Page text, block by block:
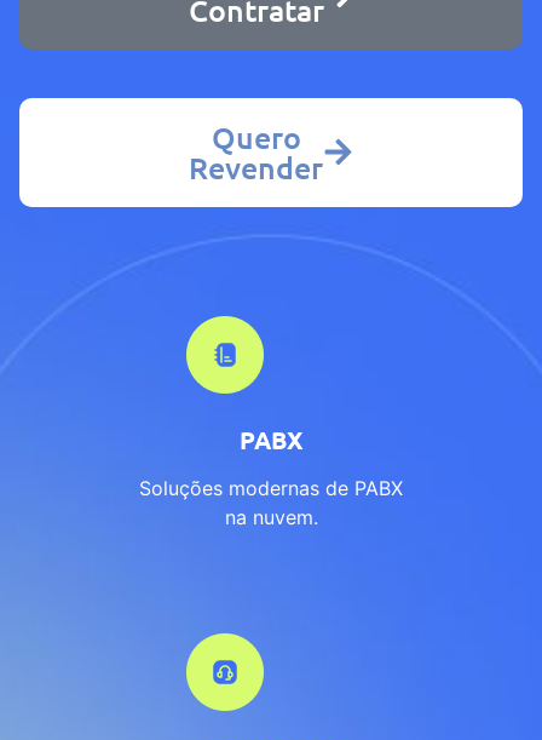
PABX
Soluções modernas de PABX
na nuvem.
Contratar
Quero
Revender